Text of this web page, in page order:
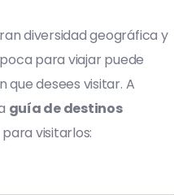
diversidad geográfica y
para viajar puede
que desees visitar. A
guía de destinos
visitarlos: